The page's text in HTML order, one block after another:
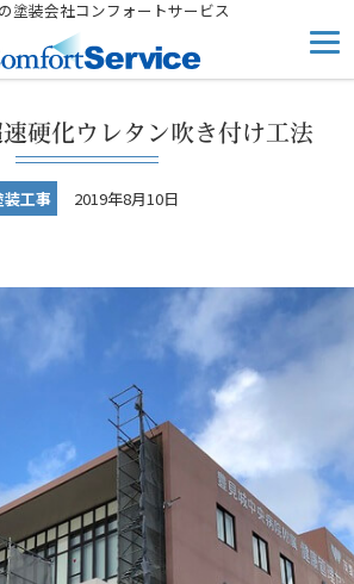
塗装会社コンフォートサービス
硬化ウレタン吹き付け工法
装工事 2019年8月10日